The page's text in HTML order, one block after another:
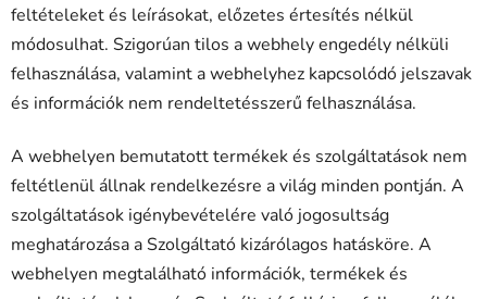
feltételeket és leírásokat, előzetes értesítés nélkül
módosulhat. Szigorúan tilos a webhely engedély nélküli
felhasználása, valamint a webhelyhez kapcsolódó jelszavak
és információk nem rendeltetésszerű felhasználása.
A webhelyen bemutatott termékek és szolgáltatások nem
feltétlenül állnak rendelkezésre a világ minden pontján. A
szolgáltatások igénybevételére való jogosultság
meghatározása a Szolgáltató kizárólagos hatásköre. A
webhelyen megtalálható információk, termékek és